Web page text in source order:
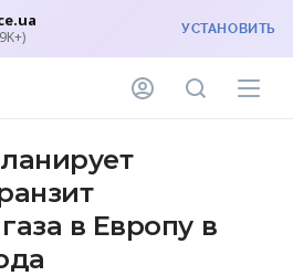
УСТАНОВИТЬ
в Европу в